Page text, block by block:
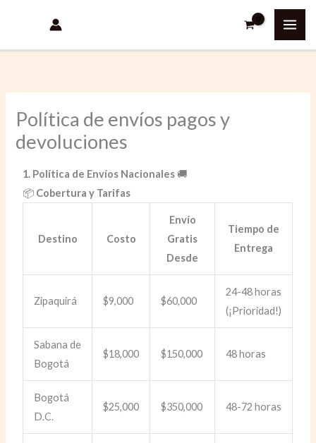
contenido
Política de envíos pagos y
devoluciones
1. Política de Envíos Nacionales 🚚
📦 Cobertura y Tarifas
Destino Costo
Envío
Gratis
Desde
Tiempo de
Entrega
Zipaquirá $9,000 $60,000
24-48 horas
(¡Prioridad!)
Sabana de
Bogotá
$18,000 $150,000 48 horas
Bogotá
D.C.
$25,000 $350,000 48-72 horas